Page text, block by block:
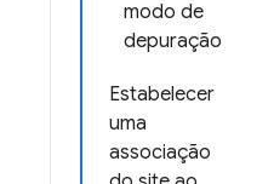
modo de
depuração
Estabelecer
uma
associação